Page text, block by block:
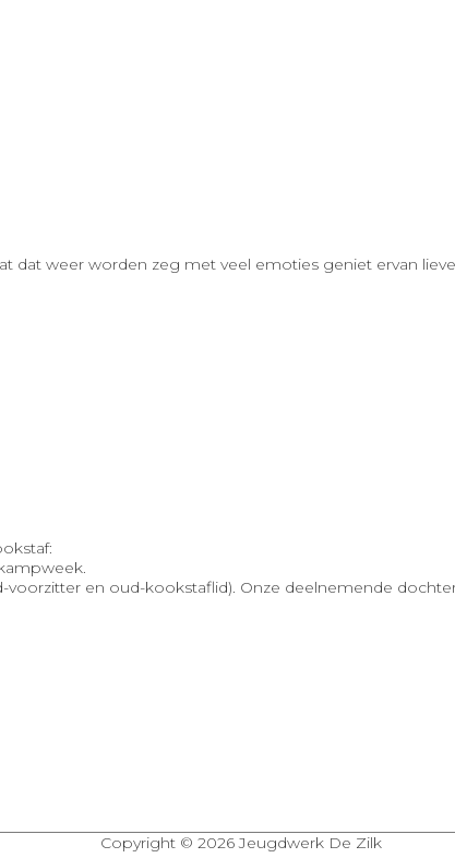
dat weer worden zeg met veel emoties geniet ervan
voorzitter en oud-kookstaflid). Onze deelnemende
Copyright © 2026Jeugdwerk De Zilk